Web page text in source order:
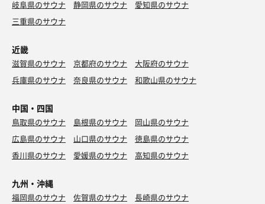
岐阜県のサウナ 静岡県のサウナ
愛知県のサウナ
三重県のサウナ
近畿
滋賀県のサウナ 京都府のサウナ
大阪府のサウナ
兵庫県のサウナ
奈良県のサウナ 和歌山県のサウナ
中国・四国
鳥取県のサウナ 島根県のサウナ
岡山県のサウナ
広島県のサウナ
山口県のサウナ
徳島県のサウナ
香川県のサウナ
愛媛県のサウナ 高知県のサウナ
九州・沖縄
福岡県のサウナ 佐賀県のサウナ
長崎県のサウナ